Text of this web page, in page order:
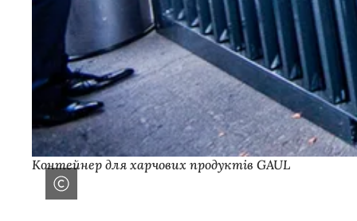
Контейнер для харчових продуктів GAUL